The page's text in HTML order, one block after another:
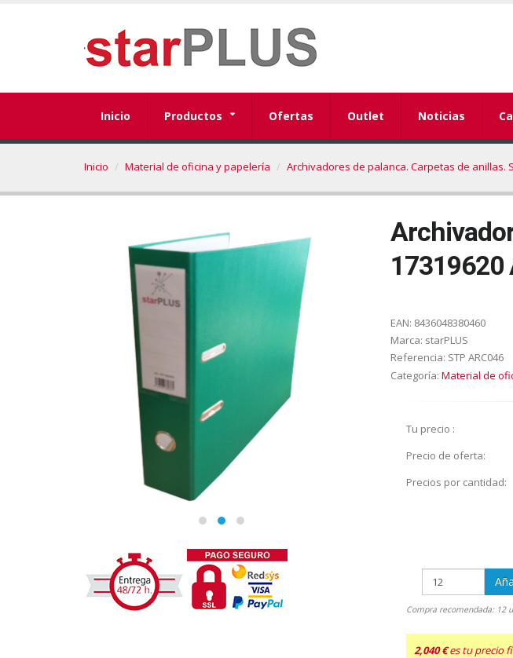
Inicio Productos Ofertas Outlet Noticias
Inicio Material de oficina y papelería Archivadores de palanca. Carpetas de anillas.
17319620
EAN: 8436048380460
Marca: starPLUS
Referencia: STP ARC046
Categoría: Material de
Tu precio :
Precio de oferta:
Precios por cantidad:
Compra recomendada: 12
2,040 € es tu precio